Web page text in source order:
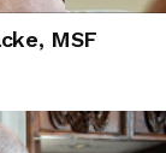
MSF